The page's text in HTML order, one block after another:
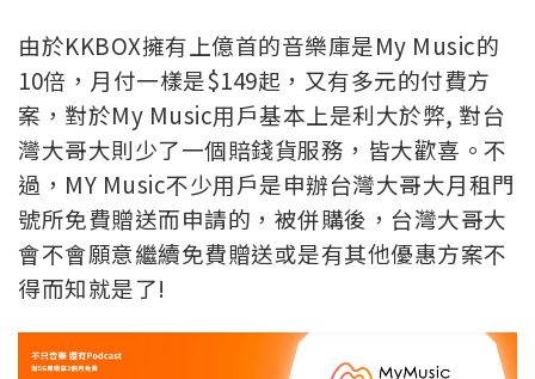
由於KKBOX擁有上億首的音樂庫是My Music的
10倍，月付一樣是$149起，又有多元的付費方
案，對於My Music用戶基本上是利大於弊, 對台
灣大哥大則少了一個賠錢貨服務，皆大歡喜。 不
過，MY Music不少用戶是申辦台灣大哥大月租門
號所免費贈送而申請的，被併購後，台灣大哥大
會不會願意繼續免費贈送或是有其他優惠方案不
得而知就是了!